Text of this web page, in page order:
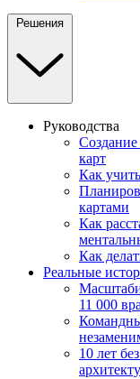
Решения
Руководства
карт
Как
картами
Как
Как
Реальные
11 000
10 лет